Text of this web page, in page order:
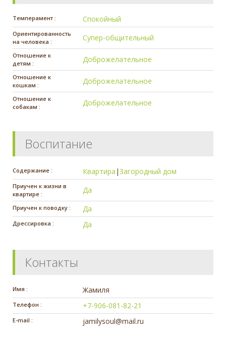
Темперамент : Спокойный
Ориентированность
на человека :
Супер-общительный
Отношение к
детям :
Доброжелательное
Отношение к
кошкам :
Доброжелательное
Отношение к
собакам :
Доброжелательное
Воспитание
Содержание : Квартира |Загородный дом
Приучен к жизни в
квартире :
Да
Приучен к поводку : Да
Дрессировка : Да
Контакты
Имя : Жамиля
Телефон : +7-906-081-82-21
E-mail : jamilysoul@mail.ru